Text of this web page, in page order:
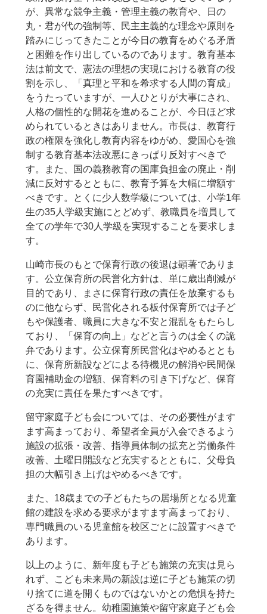
が、異常な競争主義・管理主義の教育や、日の
丸・君が代の強制等、民主主義的な理念や原則を
踏みにじってきたことが今日の教育をめぐる矛盾
と困難を作り出しているのであります。教育基本
法は前文で、憲法の理想の実現における教育の役
割を示し、「真理と平和を希求する人間の育成」
をうたっていますが、一人ひとりが大事にされ、
人格の個性的な開花を進めることが、今日ほど求
められているときはありません。市長は、教育行
政の権限を強化し教育内容をゆがめ、愛国心を強
制する教育基本法改悪にきっぱり反対すべきで
す。また、国の義務教育の国庫負担金の廃止・削
減に反対するとともに、教育予算を大幅に増額す
べきです。とくに少人数学級については、小学1年
生の35人学級実施にとどめず、教職員を増員して
全ての学年で30人学級を実現することを要求しま
す。
山崎市長のもとで保育行政の後退は顕著でありま
す。公立保育所の民営化方針は、単に歳出削減が
目的であり、まさに保育行政の責任を放棄するも
のに他ならず、民営化される板付保育所では子ど
もや保護者、職員に大きな不安と混乱をもたらし
ており、「保育の向上」などと言うのは全くの詭
弁であります。公立保育所民営化はやめるととも
に、保育所新設などによる待機児の解消や民間保
育園補助金の増額、保育料の引き下げなど、保育
の充実に責任を果たすべきです。
留守家庭子ども会については、その必要性がます
ます高まっており、希望者全員が入会できるよう
施設の拡張・改善、指導員体制の拡充と労働条件
改善、土曜日開設など充実するとともに、父母負
担の大幅引き上げはやめるべきです。
また、18歳までの子どもたちの居場所となる児童
館の建設を求める要求がますます高まっており、
専門職員のいる児童館を校区ごとに設置すべきで
あります。
以上のように、新年度も子ども施策の充実は見ら
れず、こども未来局の新設は逆に子ども施策の切
り捨てに道を開くものではないかとの危惧を持た
ざるを得ません。幼稚園施策や留守家庭子ども会